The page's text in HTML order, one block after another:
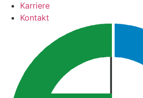
Karriere
Kontakt